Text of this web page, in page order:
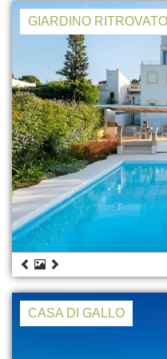
GIARDINO RITROVATO
CASA DI GALLO